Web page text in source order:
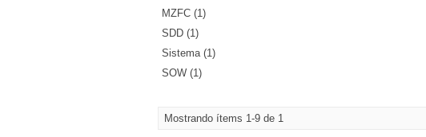
MZFC (1)
SDD (1)
Sistema (1)
SOW (1)
Mostrando ítems 1-9 de 1